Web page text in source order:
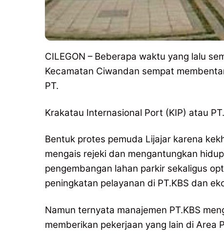
CILEGON – Beberapa waktu yang lalu
Kecamatan Ciwandan sempat
PT.
Krakatau Internasional Port (KIP) atau
Bentuk protes pemuda Lijajar karena
mengais rejeki dan mengantungkan
pengembangan lahan parkir sekaligus
peningkatan pelayanan di PT.KBS dan
Namun ternyata manajemen PT.KBS
memberikan pekerjaan yang lain di Area